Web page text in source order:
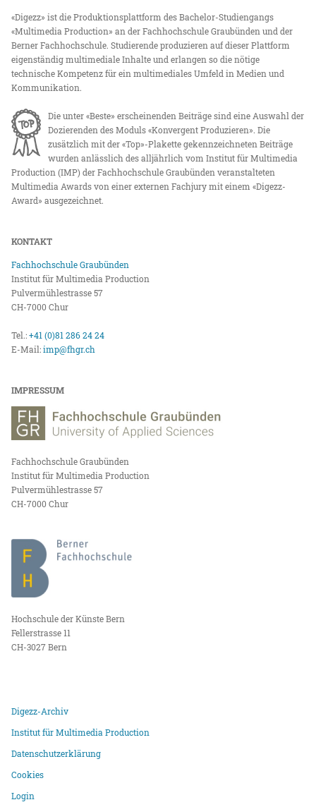
«Digezz» ist die Produktionsplattform des Bachelor-Studiengangs
«Multimedia Production» an der Fachhochschule Graubünden und der
Berner Fachhochschule. Studierende produzieren auf dieser Plattform
eigenständig multimediale Inhalte und erlangen so die nötige
technische Kompetenz für ein multimediales Umfeld in Medien und
Kommunikation.
Die unter «Beste» erscheinenden Beiträge sind eine Auswahl der
Dozierenden des Moduls «Konvergent Produzieren». Die
zusätzlich mit der «Top»-Plakette gekennzeichneten Beiträge
wurden anlässlich des alljährlich vom Institut für Multimedia
Production (IMP) der Fachhochschule Graubünden veranstalteten
Multimedia Awards von einer externen Fachjury mit einem «Digezz-
Award» ausgezeichnet.
KONTAKT
Fachhochschule Graubünden
Institut für Multimedia Production
Pulvermühlestrasse 57
CH-7000 Chur
Tel.:+41 (0)81 286 24 24
E-Mail:imp@fhgr.ch
IMPRESSUM
Fachhochschule Graubünden
Institut für Multimedia Production
Pulvermühlestrasse 57
CH-7000 Chur
Hochschule der Künste Bern
Fellerstrasse 11
CH-3027 Bern
Digezz-Archiv
Institut für Multimedia Production
Datenschutzerklärung
Cookies
Login